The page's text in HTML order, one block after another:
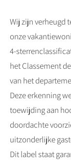
Wij zijn verheugd
onze
het Classement
van het
Deze erkenning
toewijding aan
doordachte
uitzonderlijke
Dit label staat